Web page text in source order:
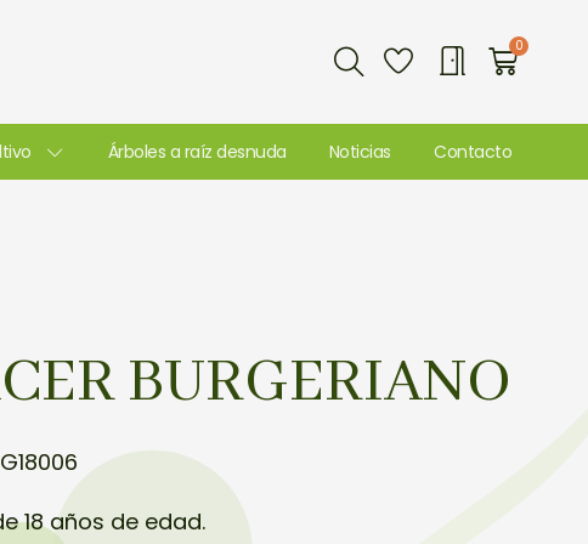
Buscar 0
Árboles a raíz desnuda Noticias Contacto
BURGERIANO
18 años de edad.